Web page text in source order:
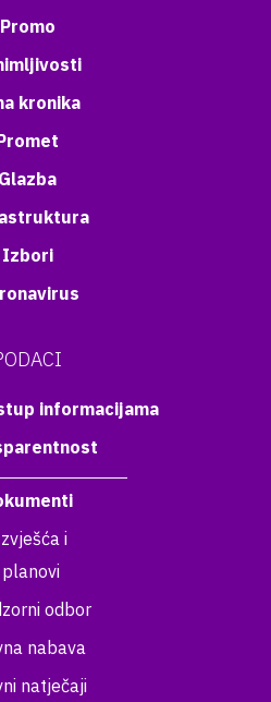
Promo
kronika
Glazba
Izbori
informacijama
i
planovi
odbor
nabava
natječaji